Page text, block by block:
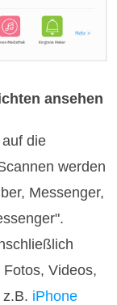
ansehen
die
werden
Messenger,
Videos,
iPhone